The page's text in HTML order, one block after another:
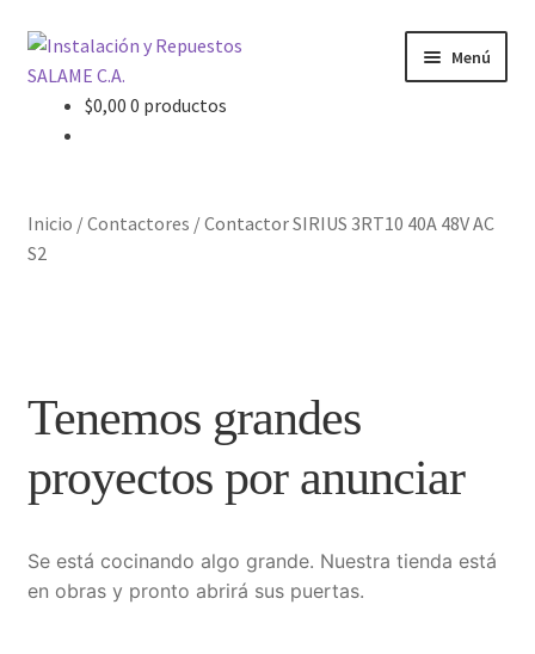
Ir
a
navegación
Ir
al
contenido
Menú
Contacto
Mi cuenta
Nosotros
Sample Page
$0,00 0 productos
Inicio /Contactores /Contactor SIRIUS 3RT10 40A 48V AC
S2
Tenemos grandes
proyectos por anunciar
Se está cocinando algo grande. Nuestra tienda está
en obras y pronto abrirá sus puertas.